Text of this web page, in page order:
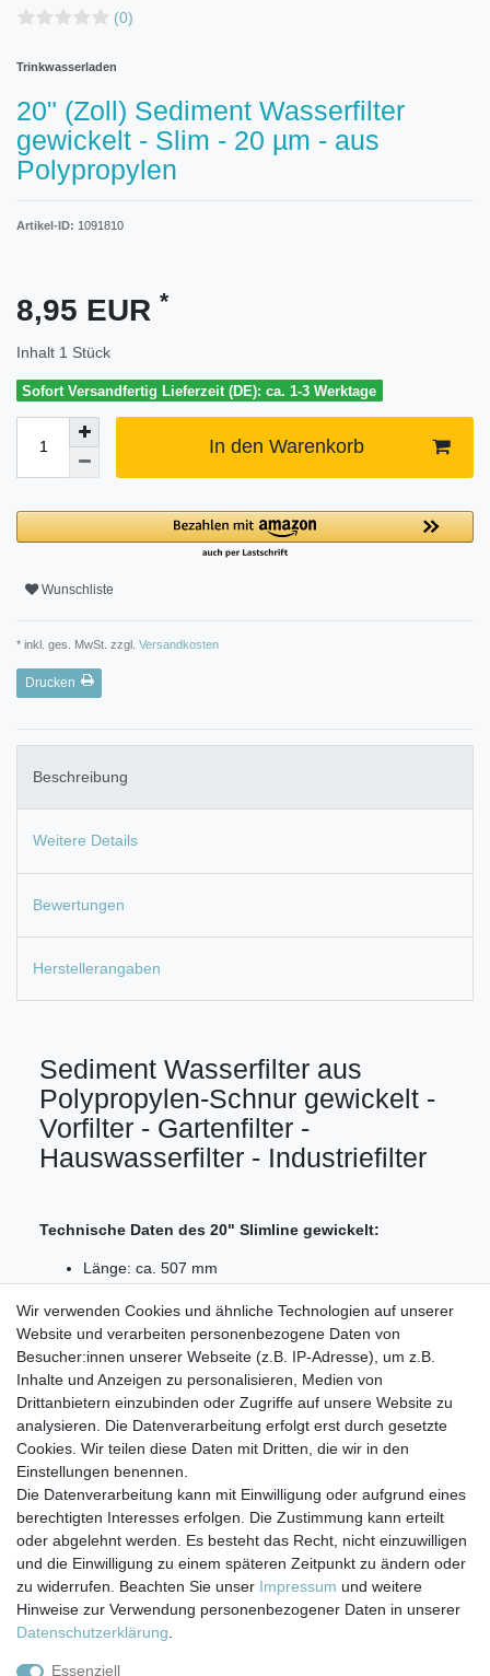
(0)
Trinkwasserladen
20" (Zoll) Sediment Wasserfilter
gewickelt - Slim - 20 µm - aus
Polypropylen
Artikel-ID: 1091810
8,95 EUR *
Inhalt 1 Stück
Sofort Versandfertig Lieferzeit (DE): ca. 1-3 Werktage
In den Warenkorb
Wunschliste
* inkl. ges. MwSt. zzgl. Versandkosten
Drucken
Beschreibung
Weitere Details
Bewertungen
Herstellerangaben
Sediment Wasserfilter aus
Polypropylen-Schnur gewickelt -
Vorfilter - Gartenfilter -
Hauswasserfilter - Industriefilter
Technische Daten des 20" Slimline gewickelt:
Länge: ca. 507 mm
Feinheit 20 (µm) Micron
Lieferumfang:
1x 20" Slimline Sedimentfilter gewickelt 20 µm
Impressum Daten­schutz­erklärung AGB
Barrierefreiheitserklärung Widerrufs­recht
Wir verwenden Cookies und ähnliche Technologien auf unserer
Website und verarbeiten personenbezogene Daten von
Besucher:innen unserer Webseite (z.B. IP-Adresse), um z.B.
Inhalte und Anzeigen zu personalisieren, Medien von
Drittanbietern einzubinden oder Zugriffe auf unsere Website zu
analysieren. Die Datenverarbeitung erfolgt erst durch gesetzte
Cookies. Wir teilen diese Daten mit Dritten, die wir in den
Einstellungen benennen.
Die Datenverarbeitung kann mit Einwilligung oder aufgrund eines
berechtigten Interesses erfolgen. Die Zustimmung kann erteilt
oder abgelehnt werden. Es besteht das Recht, nicht einzuwilligen
und die Einwilligung zu einem späteren Zeitpunkt zu ändern oder
zu widerrufen. Beachten Sie unser Impressum und weitere
Hinweise zur Verwendung personenbezogener Daten in unserer
Daten­schutz­erklärung
Essenziell